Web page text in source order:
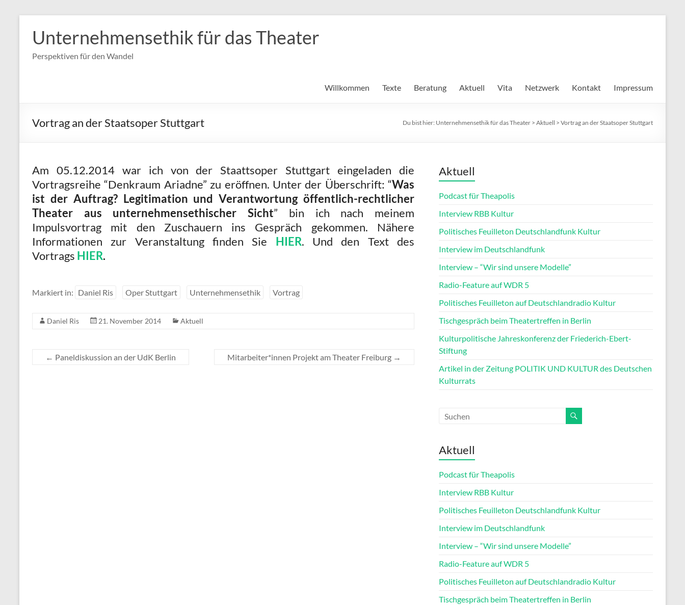
Inhalt
springen
Unternehmensethik für das Theater
Perspektiven für den Wandel
Willkommen Texte Beratung Aktuell Vita Netzwerk Kontakt Impressum
Vortrag an der Staatsoper Stuttgart Du bist hier: Unternehmensethik für das Theater > Aktuell > Vortrag an der Staatsoper Stuttgart
Am 05.12.2014 war ich von der Staattsoper Stuttgart eingeladen die
Vortragsreihe “Denkraum Ariadne” zu eröffnen. Unter der Überschrift: “Was
ist der Auftrag? Legitimation und Verantwortung öffentlich-rechtlicher
Theater aus unternehmensethischer Sicht” bin ich nach meinem
Impulsvortrag mit den Zuschauern ins Gespräch gekommen. Nähere
Informationen zur Veranstaltung finden Sie HIER. Und den Text des
Vortrags HIER.
Markiert in: Daniel Ris Oper Stuttgart Unternehmensethik Vortrag
Daniel Ris 21. November 2014 Aktuell
← Paneldiskussion an der UdK Berlin Mitarbeiter*innen Projekt am Theater Freiburg →
Aktuell
Podcast für Theapolis
Interview RBB Kultur
Politisches Feuilleton Deutschlandfunk Kultur
Interview im Deutschlandfunk
Interview – “Wir sind unsere Modelle”
Radio-Feature auf WDR 5
Politisches Feuilleton auf Deutschlandradio Kultur
Tischgespräch beim Theatertreffen in Berlin
Kulturpolitische Jahreskonferenz der Friederich-Ebert-
Stiftung
Artikel in der Zeitung POLITIK UND KULTUR des Deutschen
Kulturrats
Aktuell
Podcast für Theapolis
Interview RBB Kultur
Politisches Feuilleton Deutschlandfunk Kultur
Interview im Deutschlandfunk
Interview – “Wir sind unsere Modelle”
Radio-Feature auf WDR 5
Politisches Feuilleton auf Deutschlandradio Kultur
Tischgespräch beim Theatertreffen in Berlin